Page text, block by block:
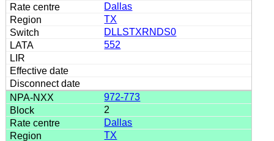
Dallas
TX
DLLSTXRNDS0
552
972-773
2
Dallas
TX